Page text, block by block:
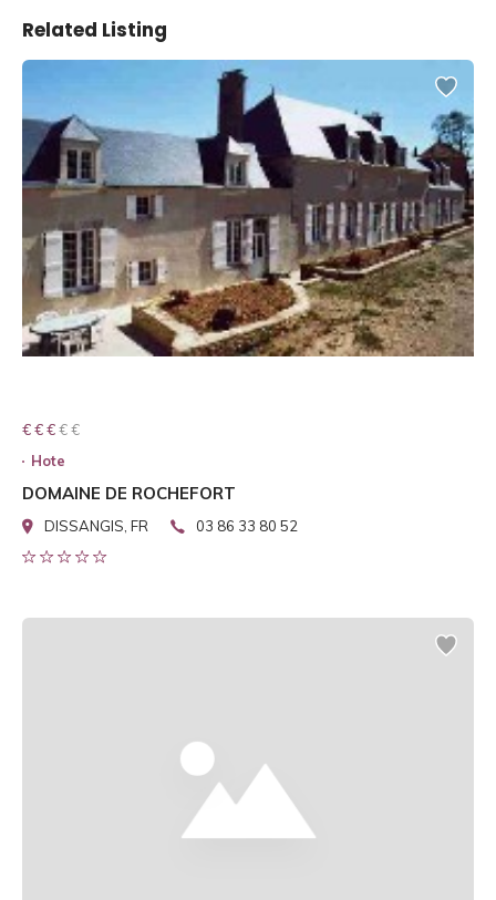
Related Listing
€ € € € €
€ € €
Hote
DOMAINE DE ROCHEFORT
DISSANGIS, FR 03 86 33 80 52